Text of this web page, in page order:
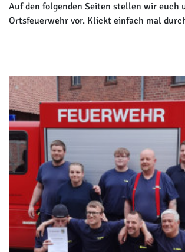
Auf den folgenden Seiten stellen wir euch
Ortsfeuerwehr vor. Klickt einfach mal